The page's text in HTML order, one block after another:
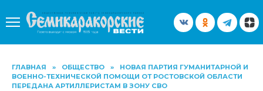
содержанию
ГЛАВНАЯ » ОБЩЕСТВО »
НОВАЯ ПАРТИЯ ГУМАНИТАРНОЙ И
ВОЕННО-ТЕХНИЧЕСКОЙ ПОМОЩИ ОТ РОСТОВСКОЙ ОБЛАСТИ
ПЕРЕДАНА АРТИЛЛЕРИСТАМ В ЗОНУ СВО